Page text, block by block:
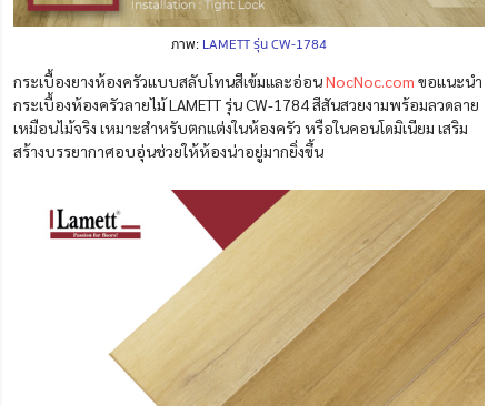
ภาพ: LAMETT รุ่น CW-1784
กระเบื้องยางห้องครัวแบบสลับโทนสีเข้มและอ่อนNocNoc.com ขอแนะนำ
กระเบื้องห้องครัวลายไม้ LAMETT รุ่น CW-1784 สีสันสวยงามพร้อมลวดลาย
เหมือนไม้จริง เหมาะสำหรับตกแต่งในห้องครัว หรือในคอนโดมิเนียม เสริม
สร้างบรรยากาศอบอุ่นช่วยให้ห้องน่าอยู่มากยิ่งขึ้น